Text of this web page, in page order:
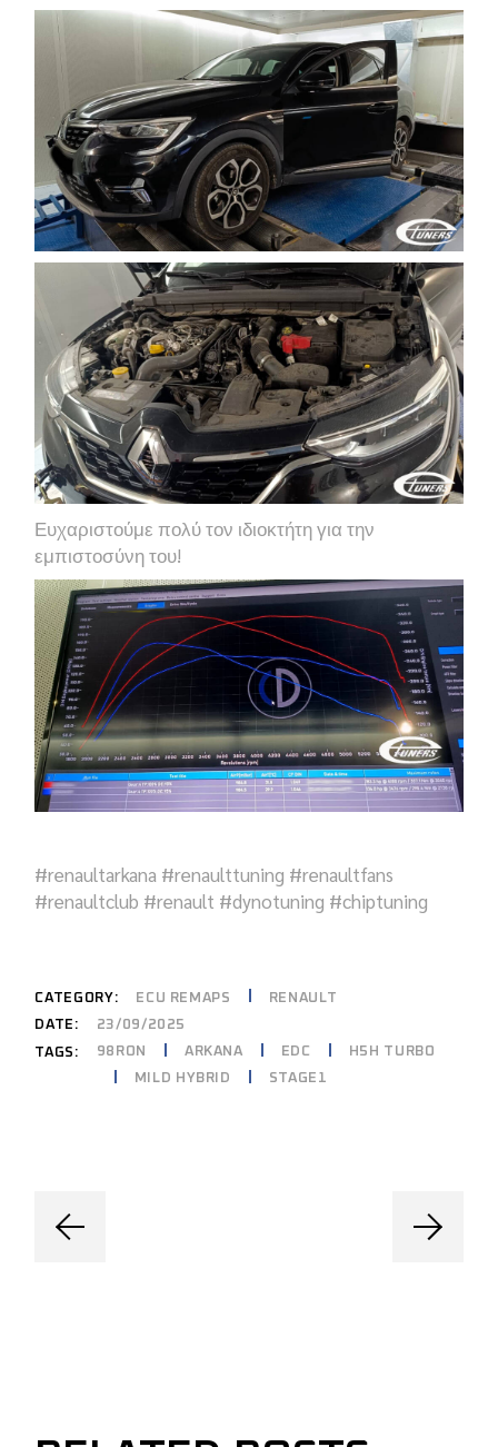
Ευχαριστούμε πολύ τον ιδιοκτήτη για την
εμπιστοσύνη του!
#renaultarkana #renaulttuning #renaultfans
#renaultclub #renault #dynotuning #chiptuning
CATEGORY: ECU REMAPS
RENAULT
DATE:
23/09/2025
TAGS:
98RON ARKANA EDC
H5H TURBO
MILD HYBRID
STAGE1